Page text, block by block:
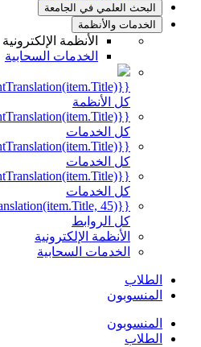
البحث العلمي في الجامعة
الخدمات والأنظمة
الأنظمة الإلكترونية
الخدمات السحابية
{{mmc.getCurrentTranslation(item.Title)}}
كل الأنظمة
{{mmc.getCurrentTranslation(item.Title)}}
كل الخدمات
{{mmc.getCurrentTranslation(item.Title)}}
كل الخدمات
{{mmc.getCurrentTranslation(item.Title)}}
كل الخدمات
{{mmc.getTrimmedTranslation(item.Title, 45)}}
كل الروابط
الأنظمة الإلكترونية
الخدمات السحابية
الطلاب
المنسوبون
المنسوبون
الطلاب